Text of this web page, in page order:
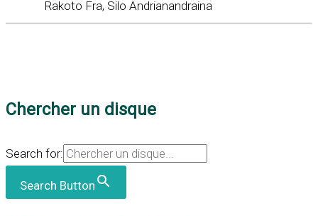
Rakoto Fra, Silo Andrianandraina
Chercher un disque
Search for:
Search Button